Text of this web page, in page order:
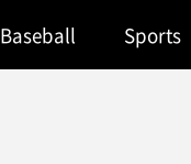
Baseball Sports